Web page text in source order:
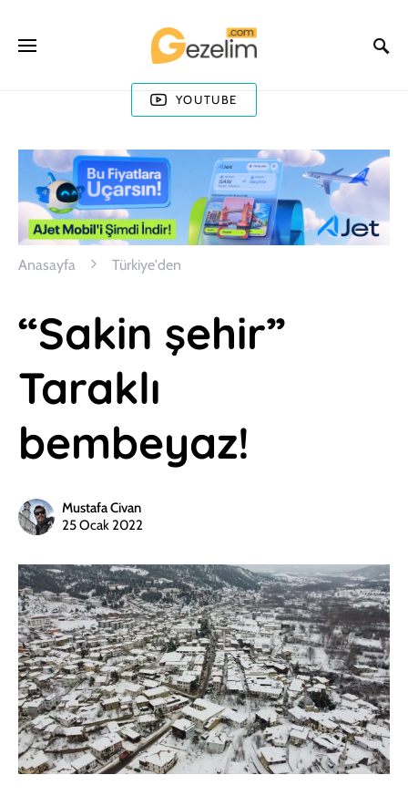
YOUTUBE
Anasayfa Türkiye'den
“Sakin şehir”
Taraklı
bembeyaz!
Mustafa Civan
25 Ocak 2022